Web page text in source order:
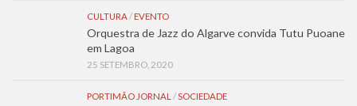
CULTURA/ EVENTO
Orquestra de Jazz do Algarve convida Tutu Puoane
em Lagoa
25 SETEMBRO, 2020
PORTIMÃO JORNAL /SOCIEDADE